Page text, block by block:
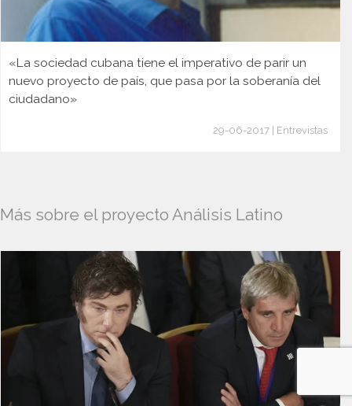
«La sociedad cubana tiene el imperativo de parir un
nuevo proyecto de país, que pasa por la soberanía del
ciudadano»
29-06-2017 | Entrevistas
Más sobre el proyecto Análisis Latino